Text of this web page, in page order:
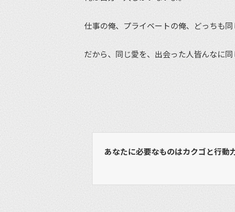
仕事の俺、プライベートの俺、どっちも同
だから、同じ愛を、出会った人皆んなに
あなたに必要なものはカクゴと行動